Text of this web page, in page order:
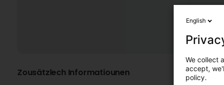
Zousätzlech Informatiounen
English
We collect
accept,
policy.